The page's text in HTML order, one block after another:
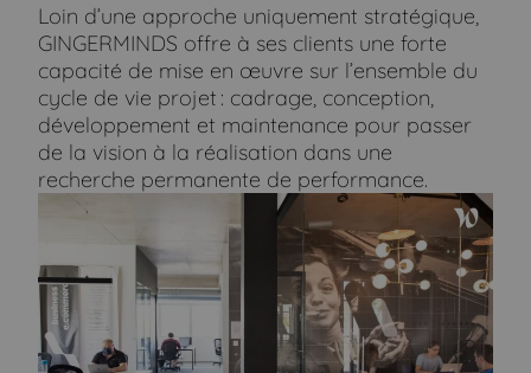
Loin d’une approche uniquement stratégique,
GINGERMINDS offre à ses clients une forte
capacité de mise en œuvre sur l’ensemble du
cycle de vie projet : cadrage, conception,
développement et maintenance pour passer
de la vision à la réalisation dans une
recherche permanente de performance.